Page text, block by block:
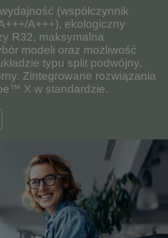
(współczynnik
A+++), ekologiczny
R32, maksymalna
modeli oraz możliwość
typu split podwójny,
Zintegrowane rozwiązania
X w standardzie.